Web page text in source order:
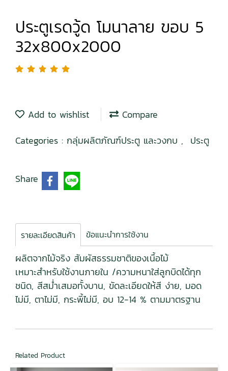
ประตูเรดวู้ด โมนาลาย ขอบ 5
32x800x2000
Add to wishlist
Compare
Categories : กลุ่มผลิตภัณฑ์ประตู และวงกบ , ประตู
Share
รายละเอียดสินค้า ข้อแนะนำการใช้งาน
ผลิตจากไม้จริง สัมผัสธรรมชาติของเนื้อไม้
เหมาะสำหรับใช้งานภายใน /ความหนาใส่ลูกบิดได้ทุก
ชนิด, สีสม่ำเสมอทั้งบาน, ขัดละเอียดให้สี ง่าย, มอด
ไม่มี, ตาไม่มี, กระพี้ไม่มี, อบ 12-14 % ตามมาตรฐาน
Related Product